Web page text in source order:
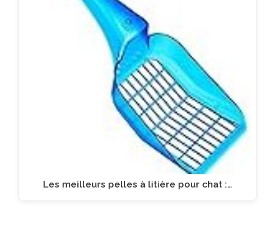
Les meilleurs pelles à litière pour chat :…